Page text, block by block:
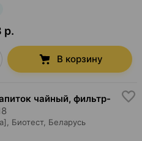
р.
В корзину
чайный, фильтр-
Биотест, Беларусь